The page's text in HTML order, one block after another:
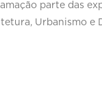
parte das
Urbanismo e